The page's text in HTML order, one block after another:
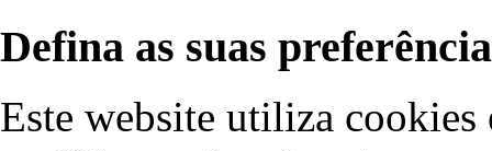
Defina as suas
Este website utiliza cookies